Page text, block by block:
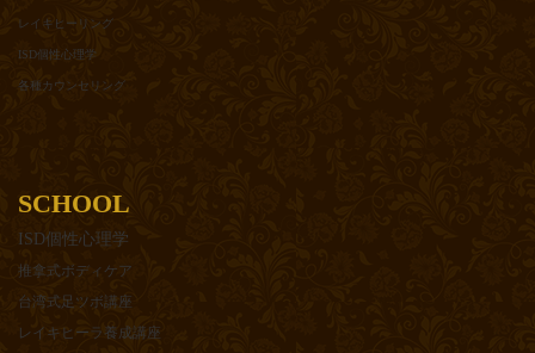
レイキヒーリング
ISD個性心理学
各種カウンセリング
SCHOOL
ISD個性心理学
推拿式ボディケア
台湾式足ツボ講座
レイキヒーラ養成講座